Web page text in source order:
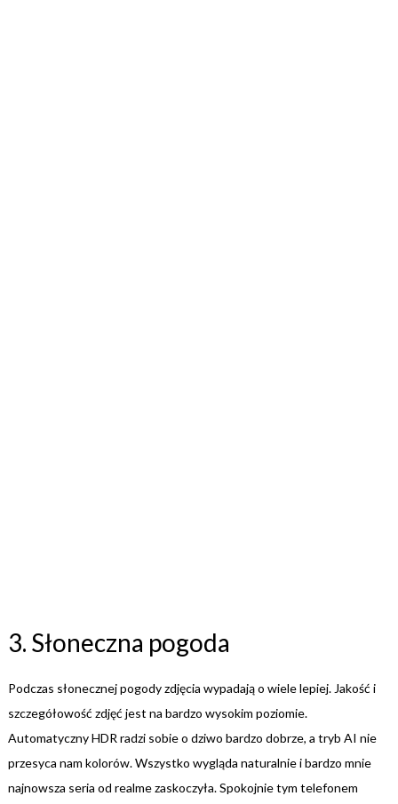
3. Słoneczna pogoda
Podczas słonecznej pogody zdjęcia wypadają o wiele lepiej. Jakość i
szczegółowość zdjęć jest na bardzo wysokim poziomie.
Automatyczny HDR radzi sobie o dziwo bardzo dobrze, a tryb AI nie
przesyca nam kolorów. Wszystko wygląda naturalnie i bardzo mnie
najnowsza seria od realme zaskoczyła. Spokojnie tym telefonem